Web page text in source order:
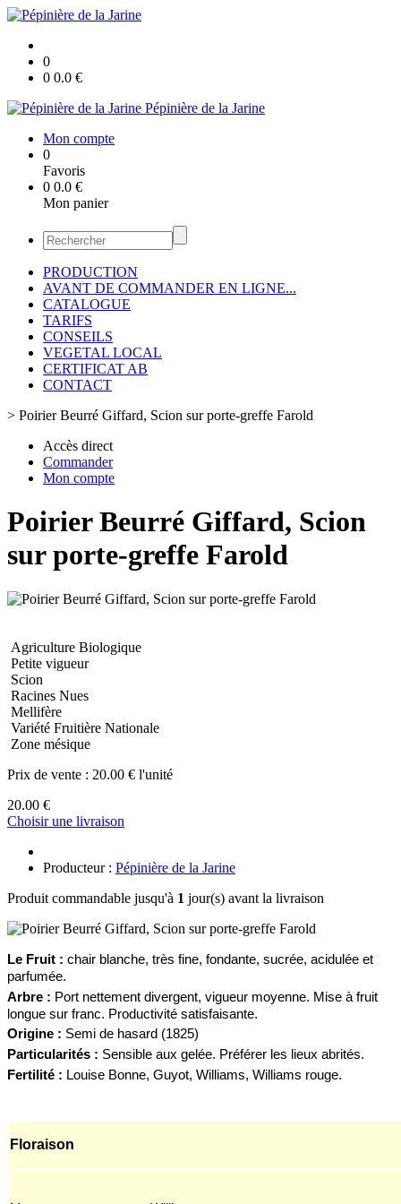
0
0 0.0 €
Pépinière de la Jarine
Mon compte
0
Favoris
0 0.0 €
Mon panier
PRODUCTION
AVANT DE COMMANDER EN LIGNE...
CATALOGUE
TARIFS
CONSEILS
VEGETAL LOCAL
CERTIFICAT AB
CONTACT
> Poirier Beurré Giffard, Scion sur porte-greffe Farold
Accès direct
Commander
Mon compte
Poirier Beurré Giffard, Scion
sur porte-greffe Farold
Agriculture Biologique
Petite vigueur
Scion
Racines Nues
Mellifère
Variété Fruitière Nationale
Zone mésique
Prix de vente : 20.00 € l'unité
20.00 €
Choisir une livraison
Producteur : Pépinière de la Jarine
Produit commandable jusqu'à 1 jour(s) avant la livraison
Le Fruit : chair blanche, très fine, fondante, sucrée, acidulée et
parfumée.
Arbre : Port nettement divergent, vigueur moyenne. Mise à fruit
longue sur franc. Productivité satisfaisante.
Origine : Semi de hasard (1825)
Particularités : Sensible aux gelée. Préférer les lieux abrités.
Fertilité : Louise Bonne, Guyot, Williams, Williams rouge.
Floraison